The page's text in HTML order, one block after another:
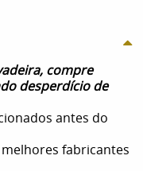
compre
desperdício de
antes do
fabricantes